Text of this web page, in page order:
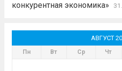
конкурентная экономика»
АВГУСТ
Пн Вт Ср Чт